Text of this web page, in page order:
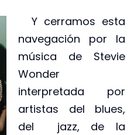
Y cerramos esta
navegación por la
música de Stevie
Wonder
interpretada por
artistas del blues,
del jazz, de la